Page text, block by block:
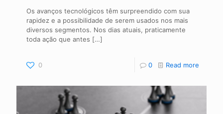
Os avanços tecnológicos têm surpreendido com sua
rapidez e a possibilidade de serem usados nos mais
diversos segmentos. Nos dias atuais, praticamente
toda ação que antes […]
0 0 Read more